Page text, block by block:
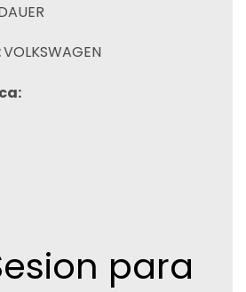
VOLKSWAGEN
para